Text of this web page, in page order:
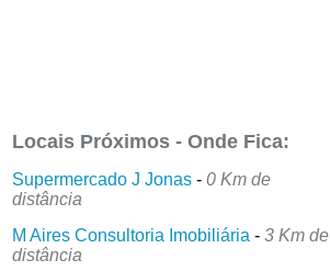
Locais Próximos - Onde Fica:
Supermercado J Jonas -0 Km de
distância
M Aires Consultoria Imobiliária -3 Km de
distância